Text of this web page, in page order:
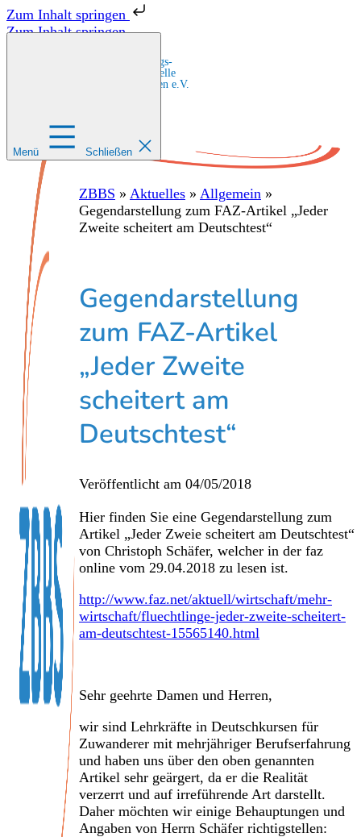
Zum Inhalt springen
Zum Inhalt springen
Zentrale Bildungs-
und Beratungsstelle
für Migrant:innen e.V.
Menü Schließen
ZBBS » Aktuelles » Allgemein »
Gegendarstellung zum FAZ-Artikel „Jeder
Zweite scheitert am Deutschtest“
Gegendarstellung
zum FAZ-Artikel
„Jeder Zweite
scheitert am
Deutschtest“
Veröffentlicht am 04/05/2018
Hier finden Sie eine Gegendarstellung zum
Artikel „Jeder Zweie scheitert am Deutschtest“
von Christoph Schäfer, welcher in der faz
online vom 29.04.2018 zu lesen ist.
http://www.faz.net/aktuell/wirtschaft/mehr-
wirtschaft/fluechtlinge-jeder-zweite-scheitert-
am-deutschtest-15565140.html
Sehr geehrte Damen und Herren,
wir sind Lehrkräfte in Deutschkursen für
Zuwanderer mit mehrjähriger Berufserfahrung
und haben uns über den oben genannten
Artikel sehr geärgert, da er die Realität
verzerrt und auf irreführende Art darstellt.
Daher möchten wir einige Behauptungen und
Angaben von Herrn Schäfer richtigstellen: